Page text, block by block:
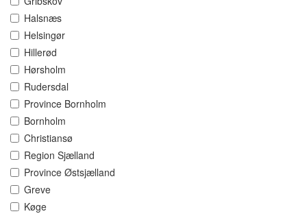
Halsnæs
Helsingør
Hillerød
Hørsholm
Rudersdal
Province Bornholm
Bornholm
Christiansø
Region Sjælland
Province Østsjælland
Greve
Køge